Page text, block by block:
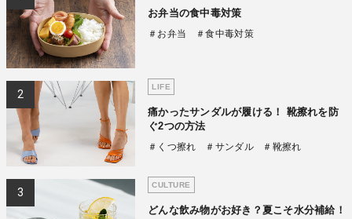
お弁当の食中毒対策
＃お弁当 ＃食中毒対策
LIFE
痛かったサンダルが履ける！ 靴擦れを防
ぐ2つの方法
＃くつ擦れ ＃サンダル ＃靴擦れ
CULTURE
どんな飲み物がお好き？夏こそ水分補給！